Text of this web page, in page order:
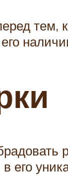
тем,
его